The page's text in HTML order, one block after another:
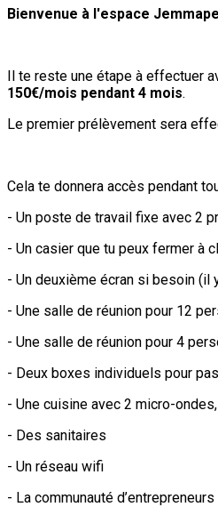
Bienvenue à l'espace
Il te reste une étape à effectuer
150€/mois pendant 4 mois.
Le premier prélèvement sera
Cela te donnera accès pendant
- Un poste de travail fixe avec 2
- Un casier que tu peux fermer à
- Un deuxième écran si besoin (il
- Une salle de réunion pour 12
- Une salle de réunion pour 4
- Deux boxes individuels pour
- Une cuisine avec 2 micro-
- Des sanitaires
- Un réseau wifi
- La communauté